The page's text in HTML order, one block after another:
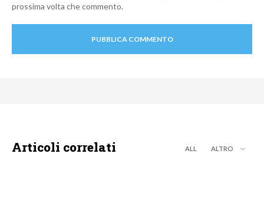
prossima volta che commento.
Articoli correlati ALL ALTRO